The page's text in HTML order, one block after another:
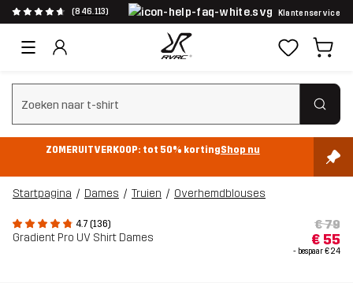
(846.113) Klantenservice
Zoeken wissen
ZOMERUITVERKOOP: tot 50% kortingShop nu
Startpagina Dames Truien Overhemdblouses
4.7 (136)
Gradient Pro UV Shirt Dames
€ 79
€ 55
- bespaar€ 24